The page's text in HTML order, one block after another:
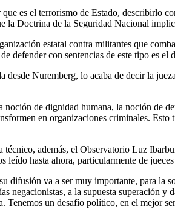
es el terrorismo de Estado, describirlo
la Doctrina de la Seguridad Nacional
estatal contra militantes que
defender con sentencias de este tipo es el
desde Nuremberg, lo acaba de decir la
noción de dignidad humana, la noción de
en organizaciones criminales.
técnico, además, el Observatorio Luz
leído hasta ahora, particularmente de
difusión va a ser muy importante, para la
negacionistas, a la supuesta superación
Tenemos un desafío político, en el mejor